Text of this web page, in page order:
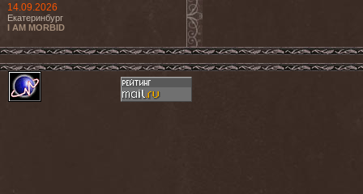
14.09.2026
Екатеринбург
I AM MORBID